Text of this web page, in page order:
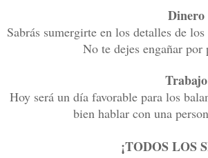
Dinero
Sabrás sumergirte en los detalles de
No te dejes engañar por
Trabajo
Hoy será un día favorable para los
bien hablar con una
¡TODOS LOS